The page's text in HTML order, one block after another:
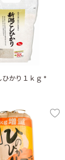
かり１ｋｇ *